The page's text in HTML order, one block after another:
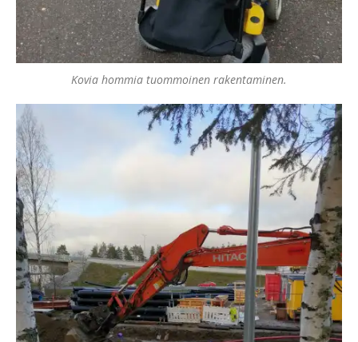
Kovia hommia tuommoinen rakentaminen.